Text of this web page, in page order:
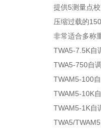
提供5测量点
压缩过载的
非常适合多称
TWA5-7.5K自
TWA5-750自
TWAM5-100
TWAM5-10K
TWAM5-1K自
TWA5/